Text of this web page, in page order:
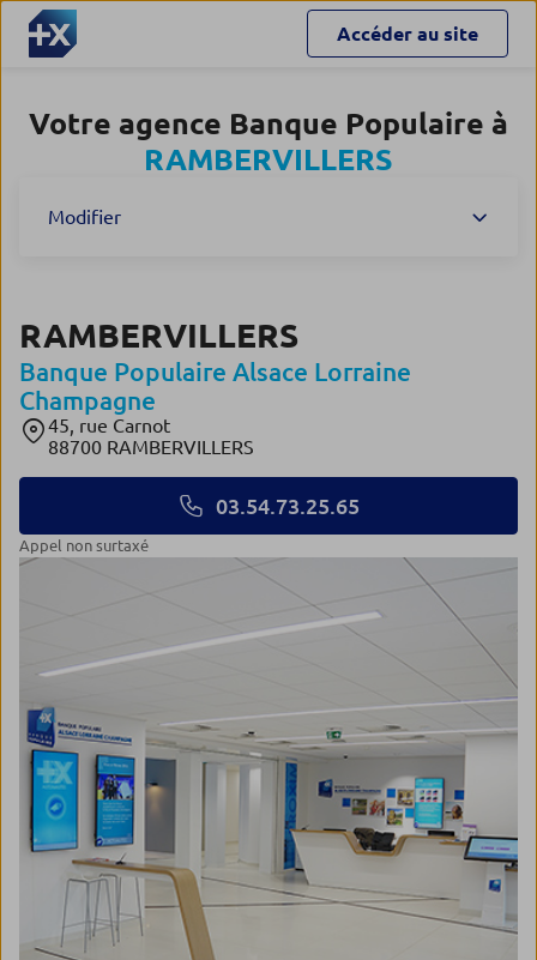
Accéder au site
Votre agence Banque Populaire à
RAMBERVILLERS
Modifier
RAMBERVILLERS
Banque Populaire Alsace Lorraine
Champagne
45, rue Carnot
88700 RAMBERVILLERS
03.54.73.25.65
Appel non surtaxé